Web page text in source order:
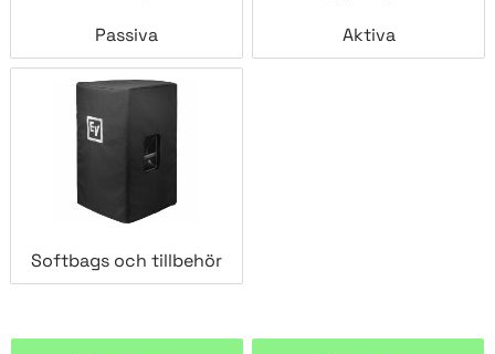
Passiva Aktiva
Softbags och tillbehör